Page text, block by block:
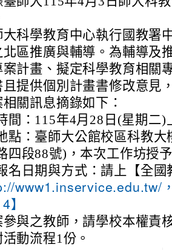
大科學教育中心執行國教署
北區推廣與輔導。為輔導及
案計畫、擬定科學教育相關
且提供個別計畫書修改意見
相關訊息摘錄如下：
間：115年4月28日(星期二
點：臺師大公館校區科教
四段88號)，本次工作坊授
名日期與方式：請上【全
www1.inservice.edu.tw/
】
參與之教師，請學校本權責
動流程1份。